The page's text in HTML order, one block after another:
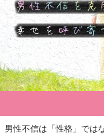
男性不信は「性格」では